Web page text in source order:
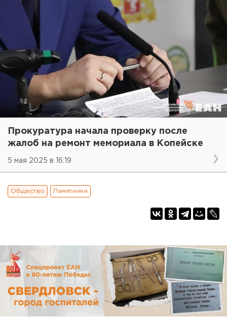
Прокуратура начала проверку после
жалоб на ремонт мемориала в Копейске
5 мая 2025 в 16:19
Общество Памятники